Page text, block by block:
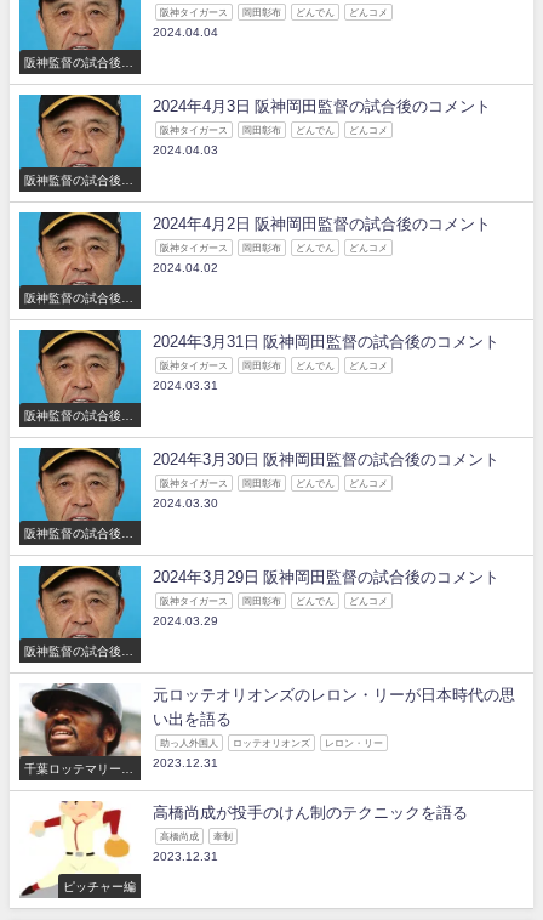
阪神監督の試合後の
コメント
阪神タイガース 岡田彰布 どんでん どんコメ
2024.04.04
阪神監督の試合後の
コメント
2024年4月3日 阪神岡田監督の試合後のコメント
阪神タイガース 岡田彰布 どんでん どんコメ
2024.04.03
阪神監督の試合後の
コメント
2024年4月2日 阪神岡田監督の試合後のコメント
阪神タイガース 岡田彰布 どんでん どんコメ
2024.04.02
阪神監督の試合後の
コメント
2024年3月31日 阪神岡田監督の試合後のコメント
阪神タイガース 岡田彰布 どんでん どんコメ
2024.03.31
阪神監督の試合後の
コメント
2024年3月30日 阪神岡田監督の試合後のコメント
阪神タイガース 岡田彰布 どんでん どんコメ
2024.03.30
阪神監督の試合後の
コメント
2024年3月29日 阪神岡田監督の試合後のコメント
阪神タイガース 岡田彰布 どんでん どんコメ
2024.03.29
千葉ロッテマリーン
ズ
元ロッテオリオンズのレロン・リーが日本時代の思
い出を語る
助っ人外国人 ロッテオリオンズ レロン・リー
2023.12.31
ピッチャー編
高橋尚成が投手のけん制のテクニックを語る
高橋尚成 牽制
2023.12.31